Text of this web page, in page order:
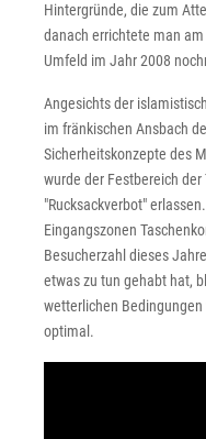
Hintergründe, die zum
danach errichtete man
Umfeld im Jahr 2008
Angesichts der
im fränkischen Ansbach
Sicherheitskonzepte des
wurde der Festbereich
"Rucksackverbot"
Eingangszonen
Besucherzahl dieses
etwas zu tun gehabt hat,
wetterlichen
optimal.